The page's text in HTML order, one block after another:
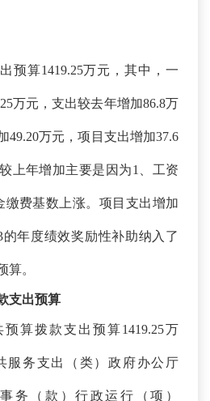
预算1419.25万元，其中，一
万元，支出较去年增加86.8万
49.20万元，项目支出增加37.6
上年增加主要是因为1、 工资
费基数上涨。 项目支出增加
的年度绩效奖励性补助纳入了
算。
支出预算
预算拨款支出预算1419.25万
服务支出（类）政府办公厅
务（款）行政运行（项）